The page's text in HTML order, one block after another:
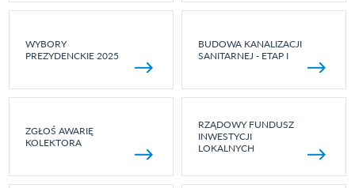
WYBORY
PREZYDENCKIE 2025
BUDOWA KANALIZACJI
SANITARNEJ - ETAP I
ZGŁOŚ AWARIĘ
KOLEKTORA
RZĄDOWY FUNDUSZ
INWESTYCJI
LOKALNYCH